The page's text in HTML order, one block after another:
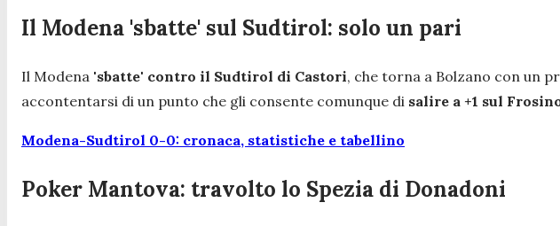
Il Modena 'sbatte' sul Sudtirol: solo un pari
Il Modena 'sbatte' contro il Sudtirol di Castori, che torna a Bolzano con un
accontentarsi di un punto che gli consente comunque di salire a +1 sul
Modena-Sudtirol 0-0: cronaca, statistiche e tabellino
Poker Mantova: travolto lo Spezia di Donadoni